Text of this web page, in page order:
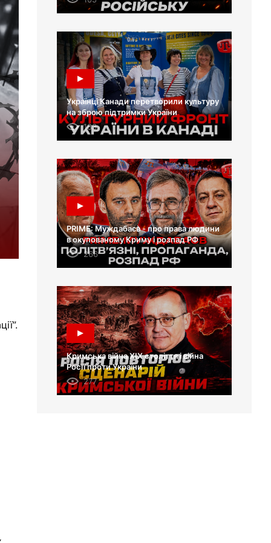
Українці Канади перетворили культуру
на зброю підтримки України
183
PRIME: Муждабаєв - про права людини
в окупованому Криму і розпад РФ
266
Кримська війна XIX століття і війна
Росії проти України
277